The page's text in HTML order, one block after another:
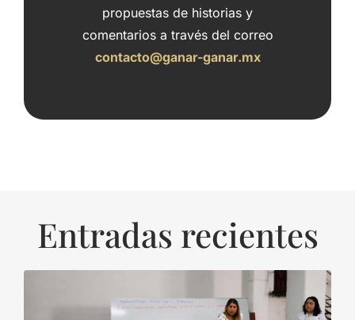
propuestas de historias y
comentarios a través del correo
contacto@ganar-ganar.mx
Entradas recientes